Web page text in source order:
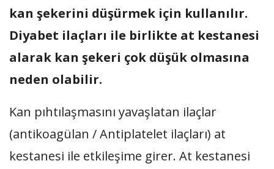
kan şekerini düşürmek için kullanılır.
Diyabet ilaçları ile birlikte at kestanesi
alarak kan şekeri çok düşük olmasına
neden olabilir.
Kan pıhtılaşmasını yavaşlatan ilaçlar
(antikoagülan / Antiplatelet ilaçları) at
kestanesi ile etkileşime girer. At kestanesi